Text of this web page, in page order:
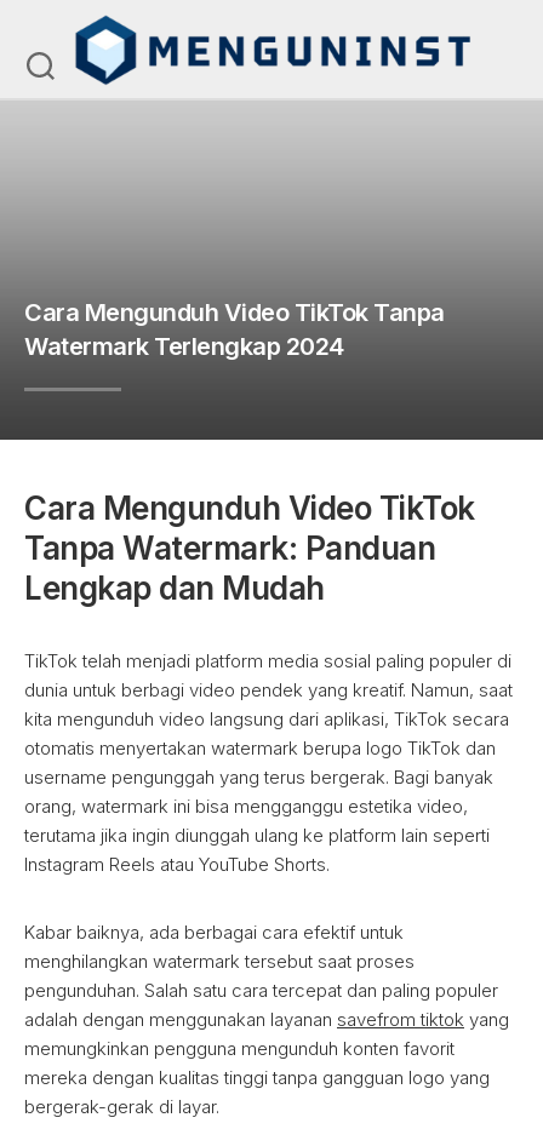
content
Cara Mengunduh Video TikTok Tanpa
Watermark Terlengkap 2024
Cara Mengunduh Video TikTok
Tanpa Watermark: Panduan
Lengkap dan Mudah
TikTok telah menjadi platform media sosial paling populer di
dunia untuk berbagi video pendek yang kreatif. Namun, saat
kita mengunduh video langsung dari aplikasi, TikTok secara
otomatis menyertakan watermark berupa logo TikTok dan
username pengunggah yang terus bergerak. Bagi banyak
orang, watermark ini bisa mengganggu estetika video,
terutama jika ingin diunggah ulang ke platform lain seperti
Instagram Reels atau YouTube Shorts.
Kabar baiknya, ada berbagai cara efektif untuk
menghilangkan watermark tersebut saat proses
pengunduhan. Salah satu cara tercepat dan paling populer
adalah dengan menggunakan layanan savefrom tiktok yang
memungkinkan pengguna mengunduh konten favorit
mereka dengan kualitas tinggi tanpa gangguan logo yang
bergerak-gerak di layar.